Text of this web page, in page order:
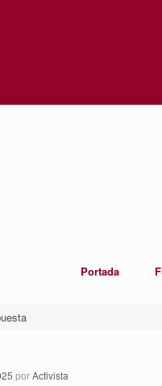
Portada
porActivista